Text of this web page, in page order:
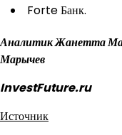
Forte Банк.
Аналитик Жанетта
Марычев
InvestFuture.ru
Источник